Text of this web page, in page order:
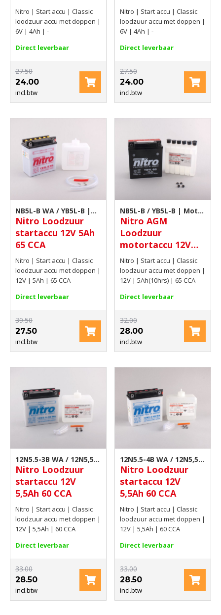
Nitro | Start accu | Classic
loodzuur accu met doppen |
6V | 4Ah | -
Direct leverbaar
27.50
24.00
incl.btw
Nitro | Start accu | Classic
loodzuur accu met doppen |
6V | 4Ah | -
Direct leverbaar
27.50
24.00
incl.btw
NB5L-B WA / YB5L-B |
Motor accu
Nitro Loodzuur
startaccu 12V 5Ah
65 CCA
Nitro | Start accu | Classic
loodzuur accu met doppen |
12V | 5Ah | 65 CCA
Direct leverbaar
39.50
27.50
incl.btw
NB5L-B / YB5L-B | Motor
accu
Nitro AGM
Loodzuur
motortaccu 12V
5Ah(10hrs) 65 CCA
Nitro | Start accu | Classic
loodzuur accu met doppen |
12V | 5Ah(10hrs) | 65 CCA
Direct leverbaar
32.00
28.00
incl.btw
12N5.5-3B WA / 12N5,5-
3B | Motor accu
Nitro Loodzuur
startaccu 12V
5,5Ah 60 CCA
Nitro | Start accu | Classic
loodzuur accu met doppen |
12V | 5,5Ah | 60 CCA
Direct leverbaar
33.00
28.50
incl.btw
12N5.5-4B WA / 12N5,5-
4B | Motor accu
Nitro Loodzuur
startaccu 12V
5,5Ah 60 CCA
Nitro | Start accu | Classic
loodzuur accu met doppen |
12V | 5,5Ah | 60 CCA
Direct leverbaar
33.00
28.50
incl.btw